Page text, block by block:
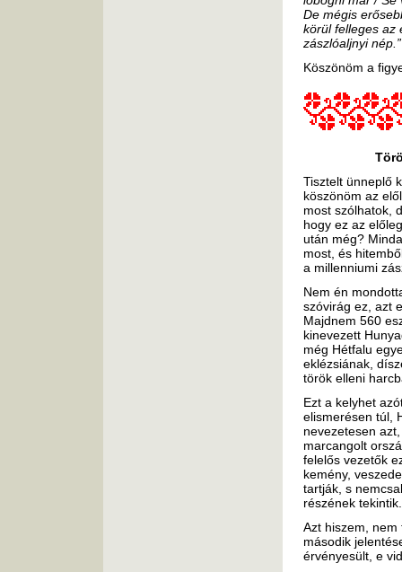
De mégis
körül felleges az
zászlóaljnyi nép.”
Köszönöm a
Tisztelt ünneplő
köszönöm az
most szólhatok,
hogy ez az
után még?
most, és
a millenniumi
Nem én
szóvirág ez, azt
Majdnem 560
kinevezett
még Hétfalu
eklézsiának,
török elleni
Ezt a kelyhet
elismerésen túl,
nevezetesen
marcangolt
felelős vezetők
kemény,
tartják, s
részének tekintik.
Azt hiszem,
második
érvényesült, e